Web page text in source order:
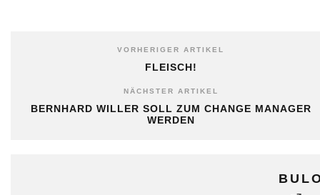
VORHERIGER ARTIKEL
FLEISCH!
NÄCHSTER ARTIKEL
BERNHARD WILLER SOLL ZUM CHANGE MANAGER
WERDEN